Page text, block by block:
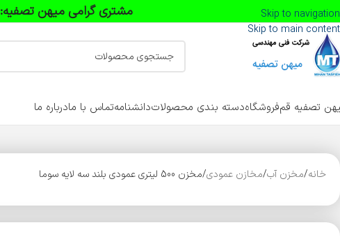
Skip to navigation
Skip to main content
مشتری گرامی میهن تصفیه:
تصفیه قمفروشگاهدسته بندی محصولاتدانشنامهتماس با مادرباره ما
خانه مخزن آب مخازن عمودی مخزن 500 لیتری عمودی بلند سه لایه سوما